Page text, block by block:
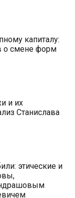
капиталу:
о смене форм
и их
Станислава
этические и